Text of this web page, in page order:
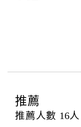
四、訂單異動
提出申辦不得異動
每筆訂單異動限定
辦理取消退款。
推薦
推薦人數 16人